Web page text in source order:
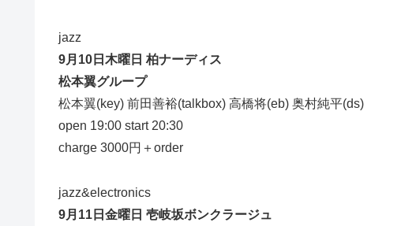
jazz
9月10日木曜日 柏ナーディス
松本翼グループ
松本翼(key) 前田善裕(talkbox) 高橋将(eb) 奥村純平(ds)
open 19:00 start 20:30
charge 3000円＋order
jazz&electronics
9月11日金曜日 壱岐坂ボンクラージュ